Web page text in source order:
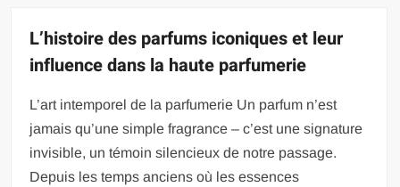
L’histoire des parfums iconiques et leur
influence dans la haute parfumerie
L’art intemporel de la parfumerie Un parfum n’est
jamais qu’une simple fragrance – c’est une signature
invisible, un témoin silencieux de notre passage.
Depuis les temps anciens où les essences